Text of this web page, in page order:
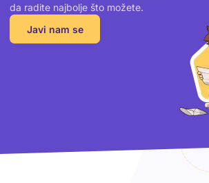
da radite najbolje što možete.
Javi nam se